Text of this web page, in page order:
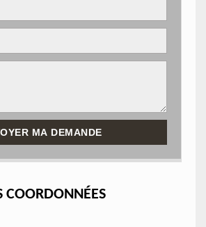
COORDONNÉES